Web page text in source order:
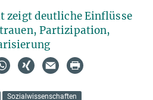
zeigt deutliche Einflüsse
Partizipation,
Sozialwissenschaften